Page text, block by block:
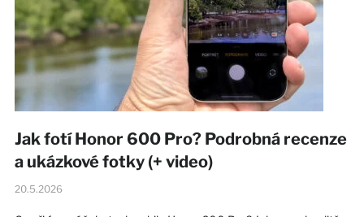
Jak fotí Honor 600 Pro? Podrobná recenze
a ukázkové fotky (+ video)
20.5.2026